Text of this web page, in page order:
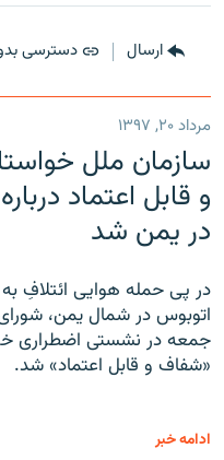
ارسال دسترسی
مرداد ۲۰, ۱۳۹۷
سازمان ملل
و قابل اعتماد
در یمن شد
در پی حمله هوایی ائتلافِ
اتوبوس در شمال یمن،
جمعه در نشستی اضطراری
«شفاف و قابل اعتماد» شد.
ادامه خبر